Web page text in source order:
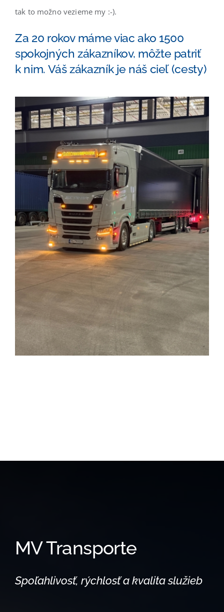
tak to možno vezieme my :-).
Za 20 rokov máme viac ako 1500
spokojných zákazníkov, môžte patriť
k nim. Váš zákazník je náš cieľ (cesty)
MV Transporte
Spoľahlivosť, rýchlosť a kvalita služieb